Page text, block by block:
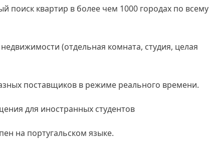
поиск квартир в более чем 1000 городах по всему
(отдельная комната, студия, целая
поставщиков в режиме реального времени.
для иностранных студентов
на португальском языке.